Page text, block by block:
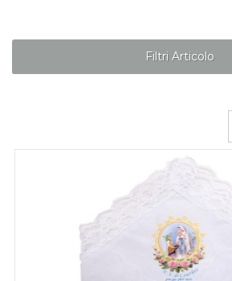
Filtri Articolo